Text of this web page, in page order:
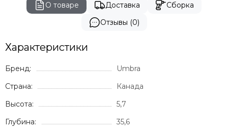
О товаре Доставка
Сборка
Отзывы (0)
Характеристики
Бренд:
Umbra
Страна:
Канада
Высота:
5,7
Глубина:
35,6